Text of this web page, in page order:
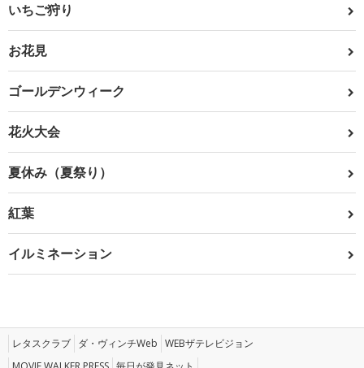
いちご狩り
お花見
ゴールデンウィーク
花火大会
夏休み（夏祭り）
紅葉
イルミネーション
レタスクラブ ダ・ヴィンチWeb WEBザテレビジョン